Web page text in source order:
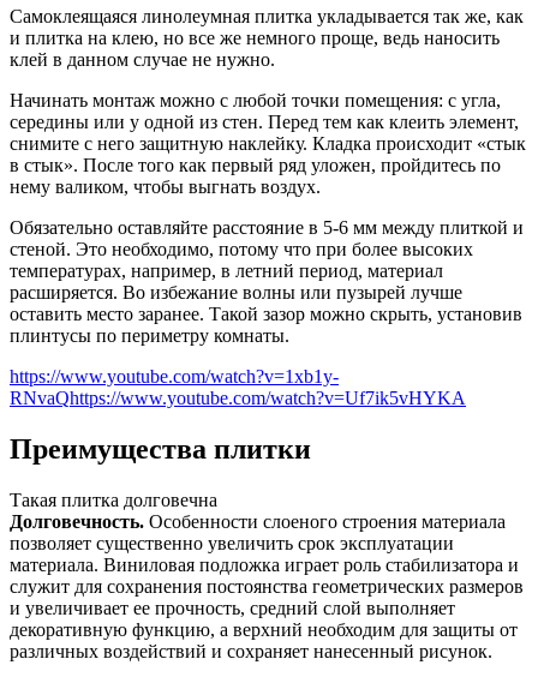
Самоклеящаяся линолеумная плитка укладывается так же, как
и плитка на клею, но все же немного проще, ведь наносить
клей в данном случае не нужно.
Начинать монтаж можно с любой точки помещения: с угла,
середины или у одной из стен. Перед тем как клеить элемент,
снимите с него защитную наклейку. Кладка происходит «стык
в стык». После того как первый ряд уложен, пройдитесь по
нему валиком, чтобы выгнать воздух.
Обязательно оставляйте расстояние в 5-6 мм между плиткой и
стеной. Это необходимо, потому что при более высоких
температурах, например, в летний период, материал
расширяется. Во избежание волны или пузырей лучше
оставить место заранее. Такой зазор можно скрыть, установив
плинтусы по периметру комнаты.
https://www.youtube.com/watch?v=1xb1y-
RNvaQhttps://www.youtube.com/watch?v=Uf7ik5vHYKA
Преимущества плитки
Такая плитка долговечна
Долговечность. Особенности слоеного строения материала
позволяет существенно увеличить срок эксплуатации
материала. Виниловая подложка играет роль стабилизатора и
служит для сохранения постоянства геометрических размеров
и увеличивает ее прочность, средний слой выполняет
декоративную функцию, а верхний необходим для защиты от
различных воздействий и сохраняет нанесенный рисунок.